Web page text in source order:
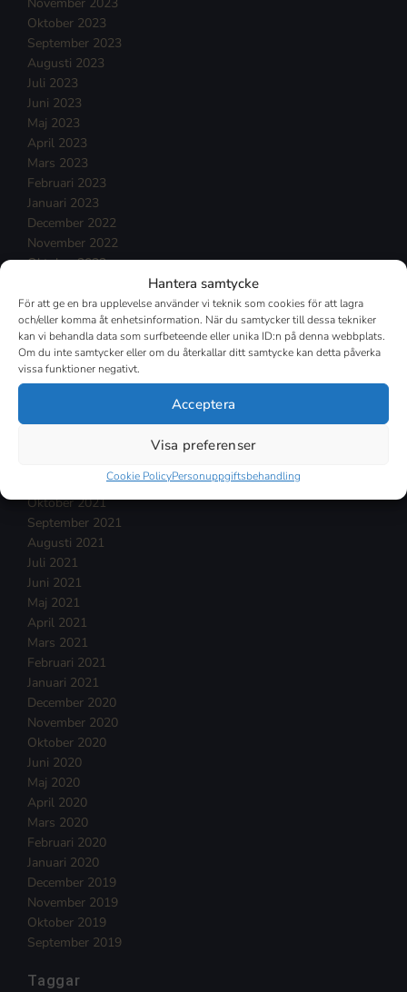
Hantera samtycke
För att ge en bra upplevelse använder vi teknik som cookies för att lagra
och/eller komma åt enhetsinformation. När du samtycker till dessa tekniker
kan vi behandla data som surfbeteende eller unika ID:n på denna webbplats.
Om du inte samtycker eller om du återkallar ditt samtycke kan detta påverka
vissa funktioner negativt.
Acceptera
Visa preferenser
Cookie PolicyPersonuppgiftsbehandling
November 2023
Oktober 2023
September 2023
Augusti 2023
Juli 2023
Juni 2023
Maj 2023
April 2023
Mars 2023
Februari 2023
Januari 2023
December 2022
November 2022
Oktober 2022
Augusti 2022
Juli 2022
Juni 2022
Maj 2022
April 2022
Februari 2022
November 2021
Oktober 2021
September 2021
Augusti 2021
Juli 2021
Juni 2021
Maj 2021
April 2021
Mars 2021
Februari 2021
Januari 2021
December 2020
November 2020
Oktober 2020
Juni 2020
Maj 2020
April 2020
Mars 2020
Februari 2020
Januari 2020
December 2019
November 2019
Oktober 2019
September 2019
Taggar